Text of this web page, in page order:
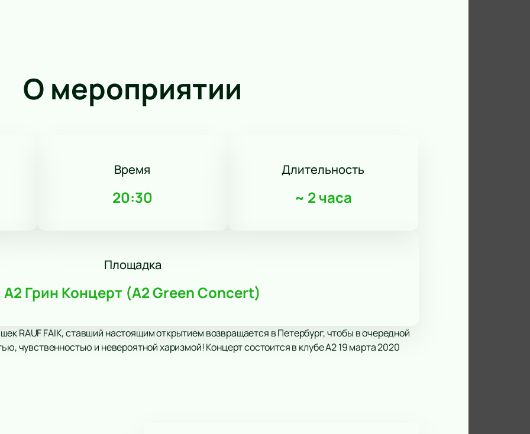
О мероприятии
Время
20:30
Длительность
~ 2 часа
Площадка
А2 Грин Концерт (A2 Green Concert)
RAUF FAIK, ставший настоящим открытием возвращается в Петербург, чтобы в очередной
чувственностью и невероятной харизмой! Концерт состоится в клубе А2 19 марта 2020